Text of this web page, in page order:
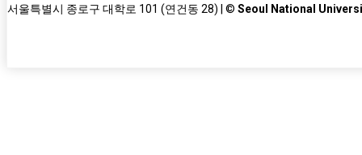
서울특별시 종로구 대학로 101 (연건동 28) | © Seoul National